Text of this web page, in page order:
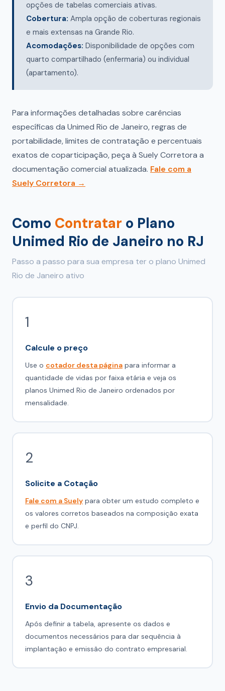
opções de tabelas comerciais ativas.
Cobertura: Ampla opção de coberturas regionais
e mais extensas na Grande Rio.
Acomodações: Disponibilidade de opções com
quarto compartilhado (enfermaria) ou individual
(apartamento).
Para informações detalhadas sobre carências
específicas da Unimed Rio de Janeiro, regras de
portabilidade, limites de contratação e percentuais
exatos de coparticipação, peça à Suely Corretora a
documentação comercial atualizada. Fale com a
Suely Corretora →
Como Contratar o Plano
Unimed Rio de Janeiro no RJ
Passo a passo para sua empresa ter o plano Unimed
Rio de Janeiro ativo
1
Calcule o preço
Use o cotador desta página para informar a
quantidade de vidas por faixa etária e veja os
planos Unimed Rio de Janeiro ordenados por
mensalidade.
2
Solicite a Cotação
Fale com a Suely para obter um estudo completo e
os valores corretos baseados na composição exata
e perfil do CNPJ.
3
Envio da Documentação
Após definir a tabela, apresente os dados e
documentos necessários para dar sequência à
implantação e emissão do contrato empresarial.